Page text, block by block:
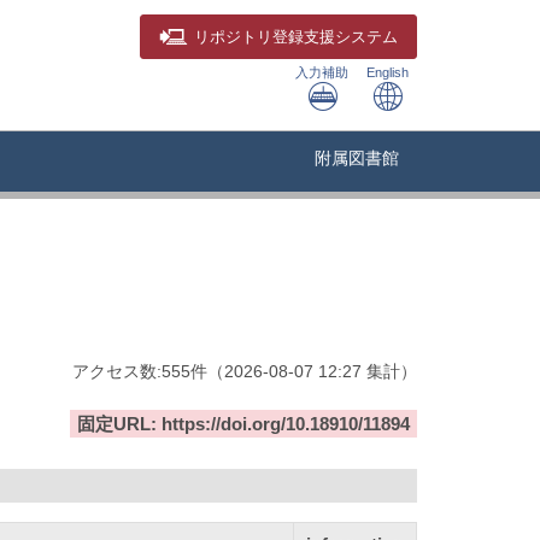
リポジトリ 登録支援システム
入力補助 English
附属図書館
アクセス数:555件 （2026-08-07 12:27 集計）
固定URL: https://doi.org/10.18910/11894